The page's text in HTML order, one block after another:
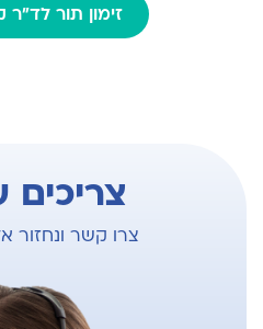
התמחות על במערך
זימון תור
צריכים
צרו קשר ונחזור